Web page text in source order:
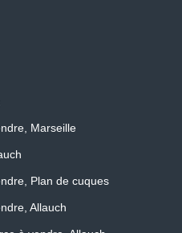
Marseille
Plan de cuques
Allauch